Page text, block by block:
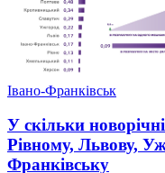
Івано-Франківськ
У скільки
Рівному, Львову,
Франківську